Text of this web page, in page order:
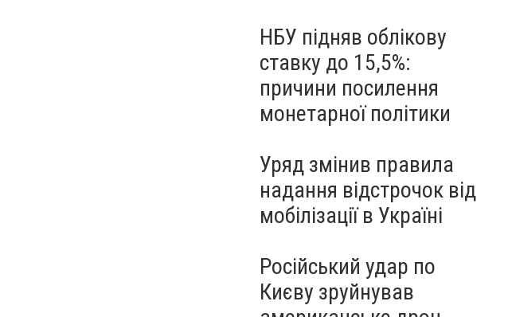
НБУ підняв облікову
ставку до 15,5%:
причини посилення
монетарної політики
Уряд змінив правила
надання відстрочок від
мобілізації в Україні
Російський удар по
Києву зруйнував